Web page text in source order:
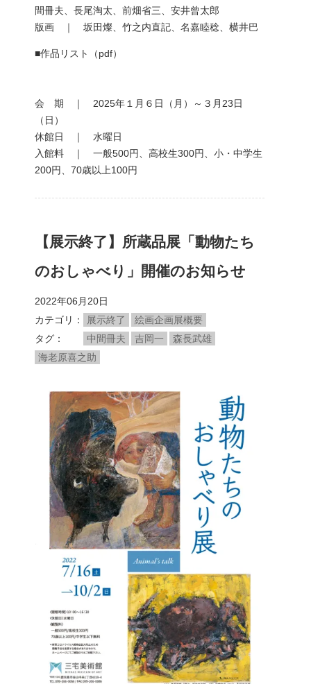
間冊夫、長尾淘太、前畑省三、安井曾太郎
版画 ｜ 坂田燦、竹之内直記、名嘉睦稔、横井巴
■作品リスト（pdf）
会 期 ｜ 2025年１月６日（月）～３月23日
（日）
休館日 ｜ 水曜日
入館料 ｜ 一般500円、高校生300円、小・中学生
200円、70歳以上100円
【展示終了】所蔵品展「動物たち
のおしゃべり」開催のお知らせ
2022年06月20日
カテゴリ
展示終了
絵画企画展概要
タグ
中間冊夫 吉岡一
森長武雄
海老原喜之助